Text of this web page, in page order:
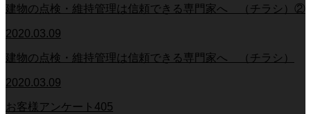
建物の点検・維持管理は信頼できる専門家へ （チラシ）②
2020.03.09
建物の点検・維持管理は信頼できる専門家へ （チラシ）
2020.03.09
お客様アンケート405